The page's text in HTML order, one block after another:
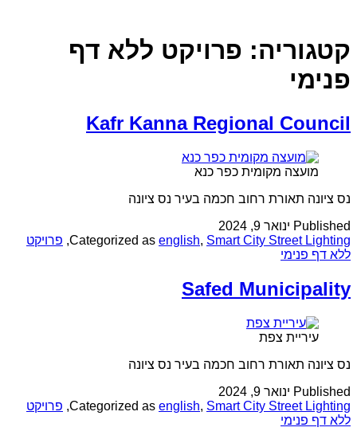
קטגוריה: פרויקט ללא דף
פנימי
Kafr Kanna Regional Council
מועצה מקומית כפר כנא
נס ציונה תאורת רחוב חכמה בעיר נס ציונה
Published ינואר 9, 2024
Categorized as english, Smart City Street Lighting
, פרויקט
ללא דף פנימי
Safed Municipality
עיריית צפת
נס ציונה תאורת רחוב חכמה בעיר נס ציונה
Published ינואר 9, 2024
Categorized as english, Smart City Street Lighting
, פרויקט
ללא דף פנימי